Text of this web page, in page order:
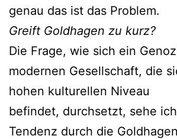
genau das ist das Problem.
Greift Goldhagen zu kurz?
Die Frage, wie sich ein
modernen Gesellschaft, die
hohen kulturellen Niveau
befindet, durchsetzt, sehe
Tendenz durch die